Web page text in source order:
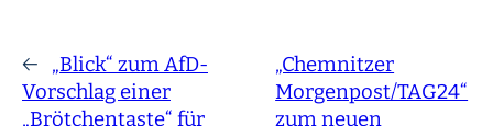
←
„Blick“ zum AfD-
Vorschlag einer
„Brötchentaste“ für
„Chemnitzer
Morgenpost/TAG24“
zum neuen